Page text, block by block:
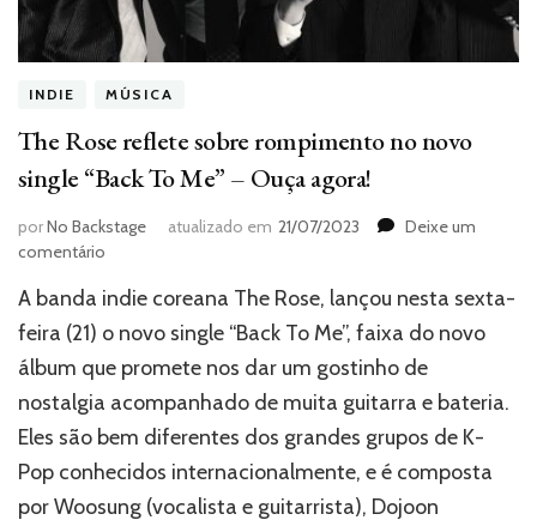
INDIE MÚSICA
The Rose reflete sobre rompimento no novo
single “Back To Me” – Ouça agora!
porNo Backstage atualizado em 21/07/2023
Deixe um
comentário
Rose
reflete
rompimento
no
single
“Back
To
A banda indie coreana The Rose, lançou nesta sexta-
feira (21) o novo single “Back To Me”, faixa do novo
álbum que promete nos dar um gostinho de
nostalgia acompanhado de muita guitarra e bateria.
Eles são bem diferentes dos grandes grupos de K-
Pop conhecidos internacionalmente, e é composta
por Woosung (vocalista e guitarrista), Dojoon